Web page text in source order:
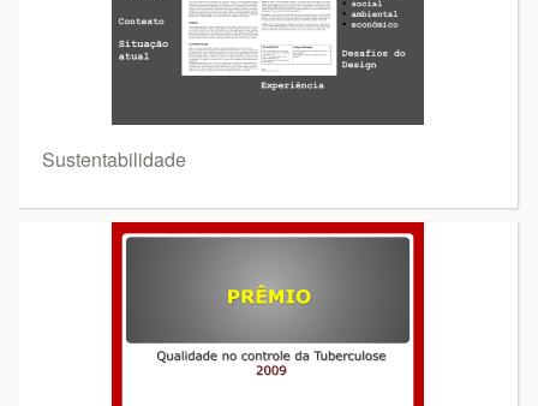
Sustentabilidade